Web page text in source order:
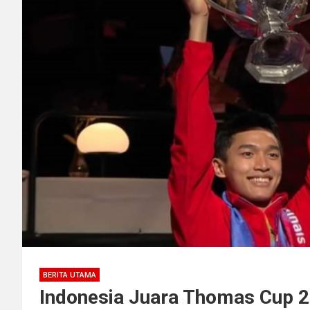
BERITA UTAMA
Indonesia Juara Thomas Cup